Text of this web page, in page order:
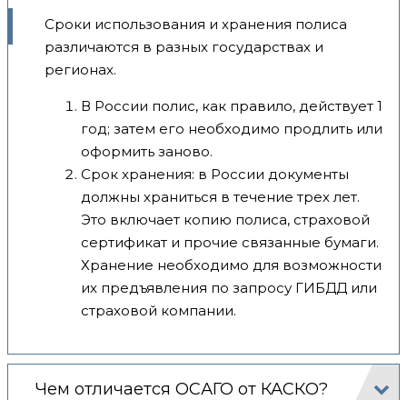
Сроки использования и хранения полиса
различаются в разных государствах и
регионах.
В России полис, как правило, действует 1
год; затем его необходимо продлить или
оформить заново.
Срок хранения: в России документы
должны храниться в течение трех лет.
Это включает копию полиса, страховой
сертификат и прочие связанные бумаги.
Хранение необходимо для возможности
их предъявления по запросу ГИБДД или
страховой компании.
Чем отличается ОСАГО от КАСКО?